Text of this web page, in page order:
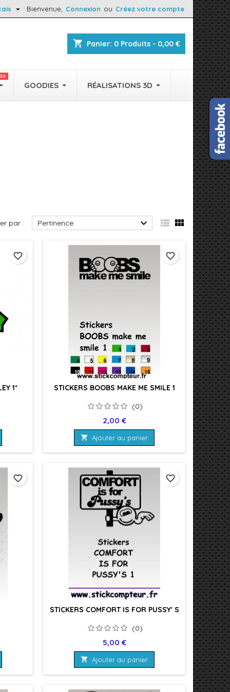
Bienvenue, Connexion ou Créez votre compte

shopping_cart Panier: 0 Produits - 0,00 €
GOODIES RÉALISATIONS 3D
par : Pertinence   
1*
favorite_border
STICKERS BOOBS MAKE ME SMILE 1
(0)
Prix
2,00 €
 Ajouter au panier
favorite_border
favorite_border
STICKERS COMFORT IS FOR PUSSY' S
(0)
Prix
5,00 €
 Ajouter au panier
favorite_border